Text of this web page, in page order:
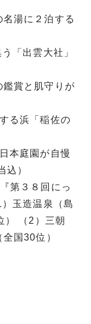
湯に２泊する
「出雲大社」
鑑賞と肌守りが
る浜「稲佐の
本庭園が自慢
込）
第３８回にっ
玉造温泉（島
） （2）三朝
国30位）